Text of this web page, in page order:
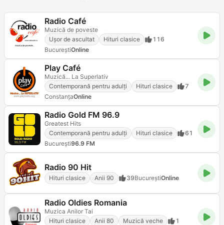
Radio Café
Muzică de poveste
Ușor de ascultat
Hituri clasice
116
BucureştiOnline
Play Café
Muzică... La Superlativ
Contemporană pentru adulți
Hituri clasice
7
ConstanțaOnline
Radio Gold FM 96.9
Greatest Hits
Contemporană pentru adulți
Hituri clasice
61
Bucureşti96.9 FM
Radio 90 Hit
Hituri clasice Anii 90 39BucureştiOnline
Radio Oldies Romania
Muzica Anilor Tai
Hituri clasice
Anii 80 Muzică veche
1